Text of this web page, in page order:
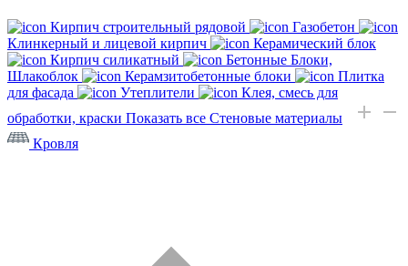
Кирпич строительный рядовой
Газобетон
Клинкерный и лицевой кирпич
Керамический блок
Кирпич силикатный
Бетонные Блоки,
Шлакоблок
Керамзитобетонные блоки
Плитка
для фасада
Утеплители
Клея, смесь для
обработки, краски Показать все Стеновые материалы
Кровля